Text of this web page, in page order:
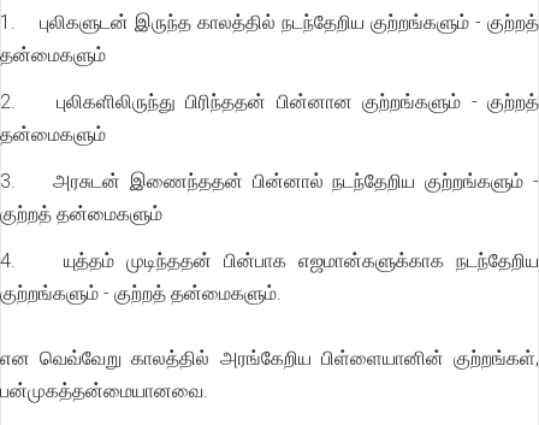
1. புலிகளுடன் இருந்த காலத்தில் நடந்தேறிய குற்றங்களும் - குற்றத்
தன்மைகளும்
2. புலிகளிலிருந்து பிரிந்ததன் பின்னான குற்றங்களும் - குற்றத்
தன்மைகளும்
3. அரசுடன் இணைந்ததன் பின்னால் நடந்தேறிய குற்றங்களும் -
குற்றத் தன்மைகளும்
4. யுத்தம் முடிந்ததன் பின்பாக எஜமான்களுக்காக நடந்தேறிய
குற்றங்களும் - குற்றத் தன்மைகளும்.
என வெவ்வேறு காலத்தில் அரங்கேறிய பிள்ளையானின் குற்றங்கள்,
பன்முகத்தன்மையானவை.